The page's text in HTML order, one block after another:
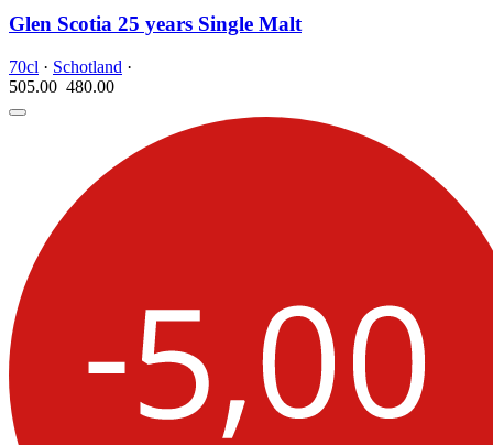
Glen Scotia 25 years Single Malt
70cl · Schotland ·
505.00 480.00